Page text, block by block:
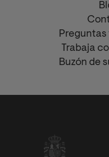
Trabaja
Buzón de